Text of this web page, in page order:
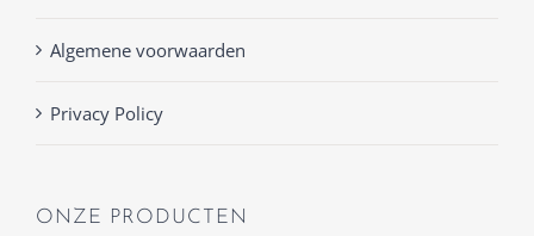
Algemene voorwaarden
Privacy Policy
ONZE PRODUCTEN